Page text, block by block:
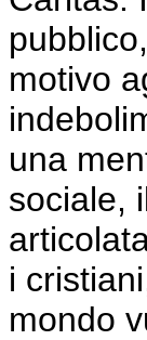
motivo
una
sociale,
i
mondo